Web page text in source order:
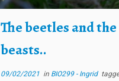
The beetles and the
beasts..
09/02/2021 in BIO299 - Ingrid